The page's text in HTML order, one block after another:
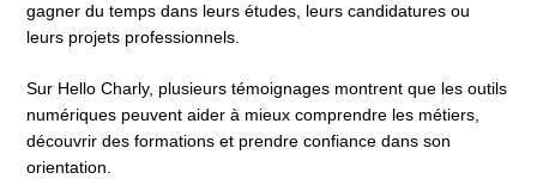
gagner du temps dans leurs études, leurs candidatures ou
leurs projets professionnels.
Sur Hello Charly, plusieurs témoignages montrent que les outils
numériques peuvent aider à mieux comprendre les métiers,
découvrir des formations et prendre confiance dans son
orientation.